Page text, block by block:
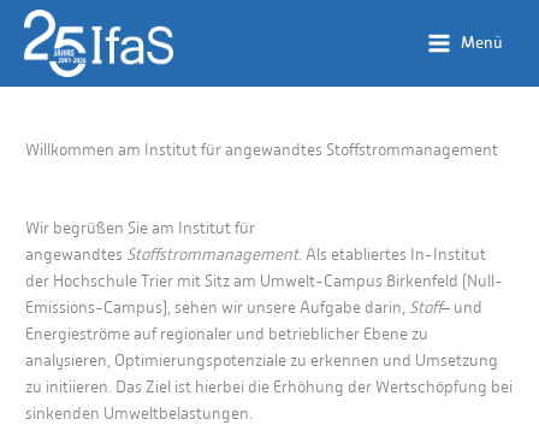
Zum
Inhalt
springen
Menü
Willkommen am Institut für angewandtes Stoffstrommanagement
Wir begrüßen Sie am Institut für
angewandtes Stoffstrommanagement. Als etabliertes In-Institut
der Hochschule Trier mit Sitz am Umwelt-Campus Birkenfeld (Null-
Emissions-Campus), sehen wir unsere Aufgabe darin, Stoff– und
Energieströme auf regionaler und betrieblicher Ebene zu
analysieren, Optimierungspotenziale zu erkennen und Umsetzung
zu initiieren. Das Ziel ist hierbei die Erhöhung der Wertschöpfung bei
sinkenden Umweltbelastungen.